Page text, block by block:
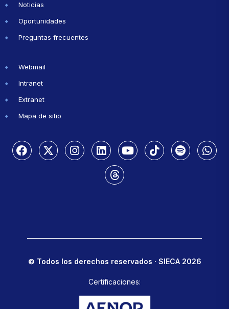
Noticias
Oportunidades
Preguntas frecuentes
Webmail
Intranet
Extranet
Mapa de sitio
© Todos los derechos reservados · SIECA 2026
Certificaciones: